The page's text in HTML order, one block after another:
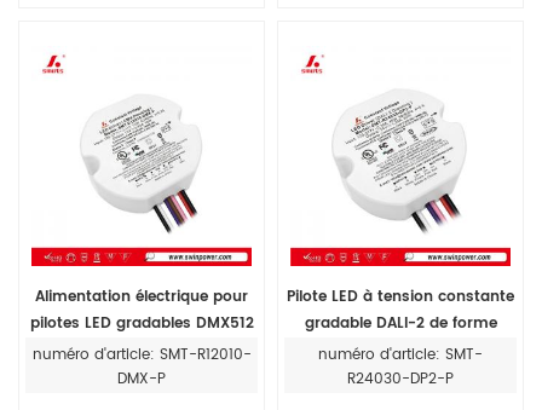
Alimentation électrique pour
pilotes LED gradables DMX512
à tension 120-277 VCA de
forme ronde pour intérieur
numéro d'article: SMT-R12010-
DMX-P
Pilote LED à tension constante
gradable DALI-2 de forme
ronde 24 V 30 W pour bande
LED
numéro d'article: SMT-
R24030-DP2-P